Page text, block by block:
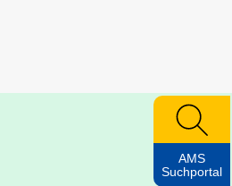
AMS
Suchportal